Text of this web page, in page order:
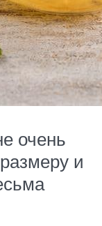
очень
и